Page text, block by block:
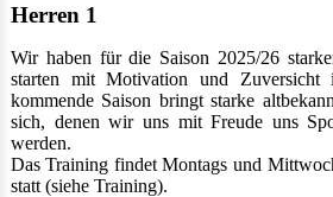
Herren 1
Wir haben für die Saison 2025/26
starten mit Motivation und
kommende Saison bringt starke
sich, denen wir uns mit Freude uns
werden.
Das Training findet Montags und
statt (siehe Training).